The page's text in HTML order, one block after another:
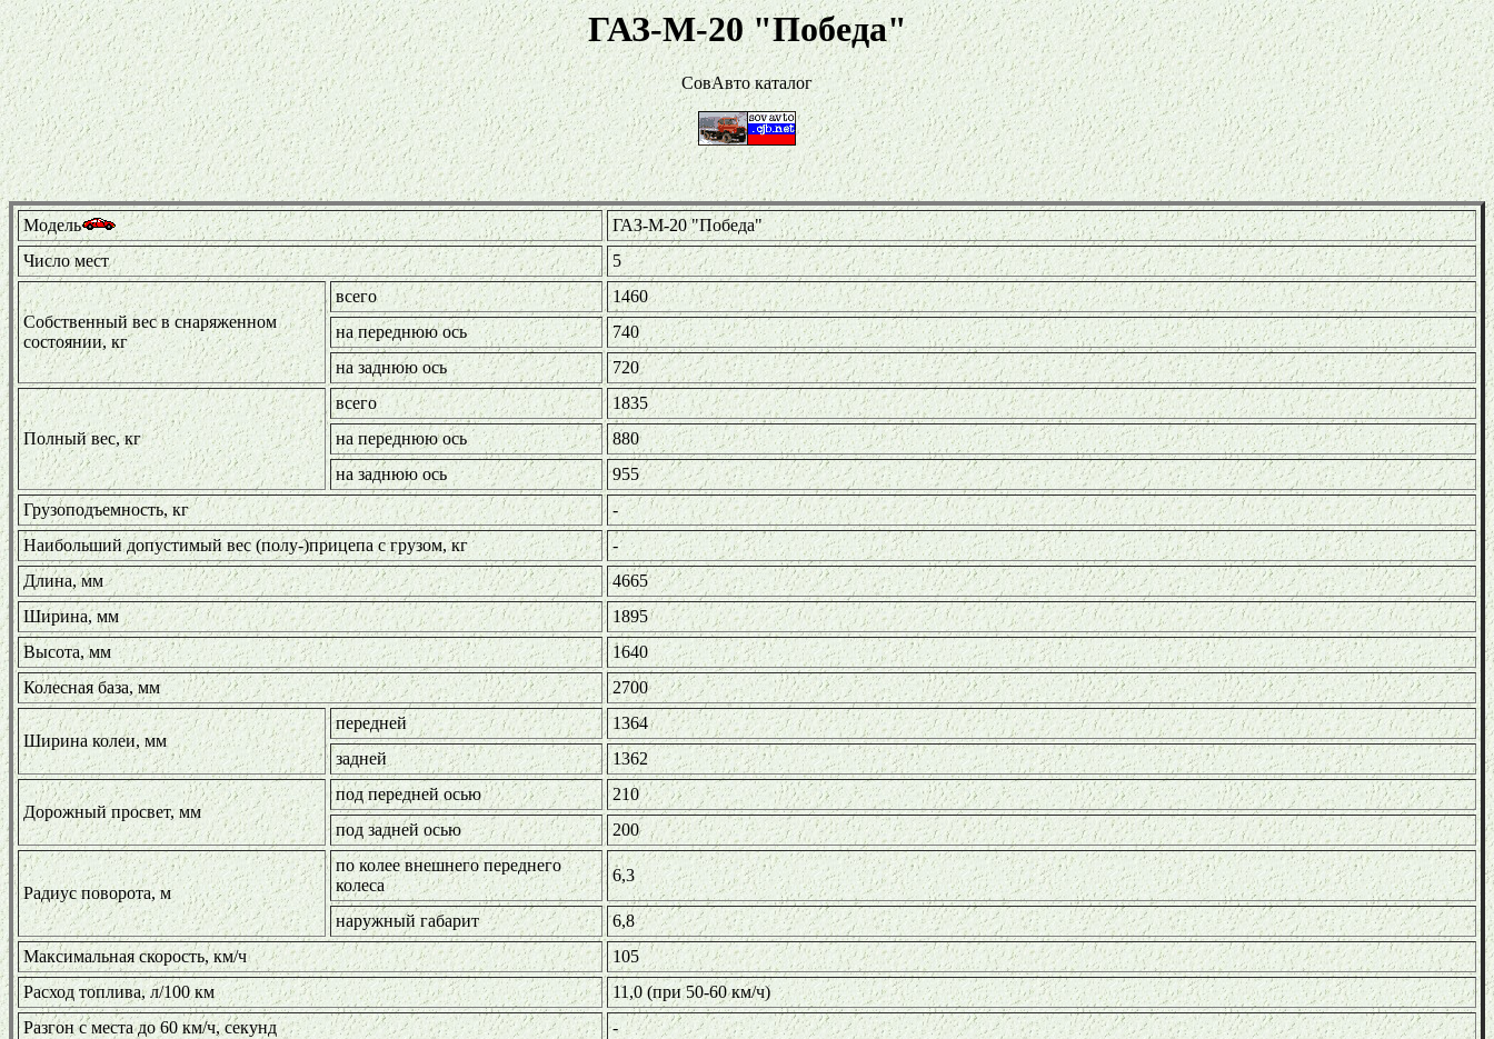
ГАЗ-М-20 "Победа"
СовАвто каталог
Модель
ГАЗ-М-20 "Победа"
Число мест
5
Собственный вес в снаряженном
состоянии, кг
всего
1460
на переднюю ось
740
на заднюю ось
720
Полный вес, кг
всего
1835
на переднюю ось
880
на заднюю ось
955
Грузоподъемность, кг
-
Наибольший допустимый вес (полу-)прицепа с грузом, кг
-
Длина, мм
4665
Ширина, мм
1895
Высота, мм
1640
Колесная база, мм
2700
Ширина колеи, мм
передней
1364
задней
1362
Дорожный просвет, мм
под передней осью
210
под задней осью
200
Радиус поворота, м
по колее внешнего переднего
колеса
6,3
наружный габарит
6,8
Максимальная скорость, км/ч
105
Расход топлива, л/100 км
11,0 (при 50-60 км/ч)
Разгон с места до 60 км/ч, секунд
-